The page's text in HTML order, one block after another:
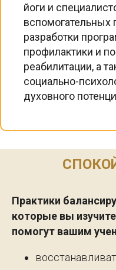
йоги и
вспомогательных
разработки
профилактики и
реабилитации, а
социально-
духовного
Практики
которые вы
помогут вашим